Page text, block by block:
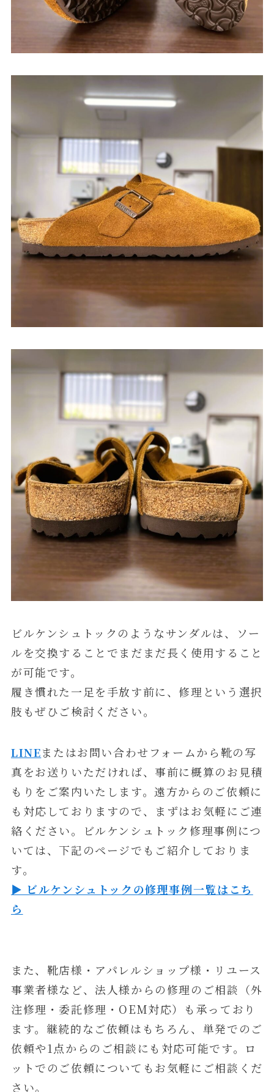
ビルケンシュトックのようなサンダルは、ソー
ルを交換することでまだまだ長く使用すること
が可能です。
履き慣れた一足を手放す前に、修理という選択
肢もぜひご検討ください。
LINEまたはお問い合わせフォームから靴の写
真をお送りいただければ、事前に概算のお見積
もりをご案内いたします。遠方からのご依頼に
も対応しておりますので、まずはお気軽にご連
絡ください。ビルケンシュトック修理事例につ
いては、下記のページでもご紹介しておりま
す。
▶ ビルケンシュトックの修理事例一覧はこち
ら
また、靴店様・アパレルショップ様・リユース
事業者様など、法人様からの修理のご相談（外
注修理・委託修理・OEM対応）も承っており
ます。継続的なご依頼はもちろん、単発でのご
依頼や1点からのご相談にも対応可能です。ロ
ットでのご依頼についてもお気軽にご相談くだ
さい。